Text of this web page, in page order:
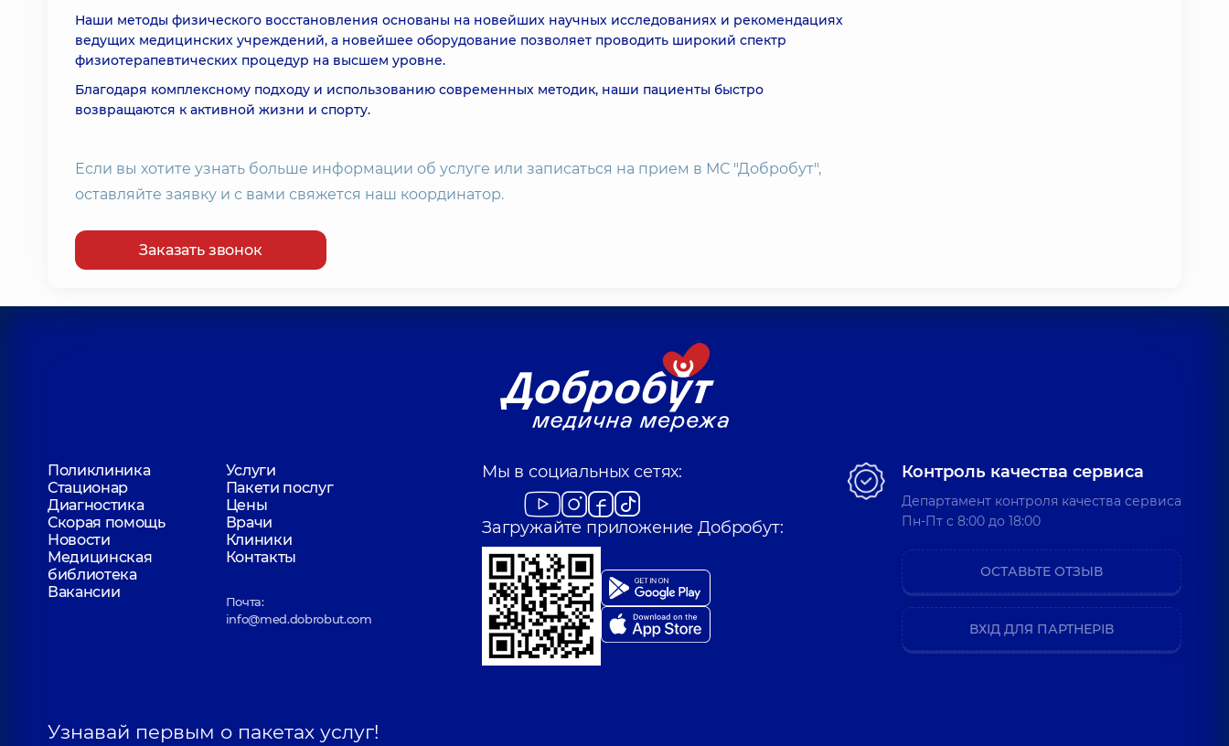
Наши методы физического восстановления основаны на новейших научных исследованиях и рекомендациях
ведущих медицинских учреждений, а новейшее оборудование позволяет проводить широкий спектр
физиотерапевтических процедур на высшем уровне.
Благодаря комплексному подходу и использованию современных методик, наши пациенты быстро
возвращаются к активной жизни и спорту.
Если вы хотите узнать больше информации об услуге или записаться на прием в МС "Добробут",
оставляйте заявку и с вами свяжется наш координатор.
Заказать звонок
Поликлиника
Услуги
Стационар
Пакети послуг
Диагностика
Цены
Скорая помощь
Врачи
Новости
Клиники
Медицинская
библиотека
Контакты
Вакансии
Почта:
info@med.dobrobut.com
Мы в социальных сетях:
Загружайте приложение Добробут:
Узнавай первым о пакетах услуг!
Контроль качества сервиса
Департамент контроля качества сервиса
Пн-Пт c 8:00 до 18:00
ОСТАВЬТЕ ОТЗЫВ
ВХІД ДЛЯ ПАРТНЕРІВ